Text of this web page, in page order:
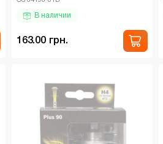
В наличии
163.00 грн.